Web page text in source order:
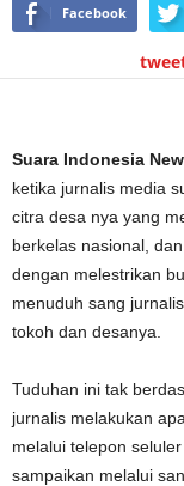
Facebook
Suara Indonesia
ketika jurnalis media
citra desa nya yang
berkelas nasional,
dengan melestrikan
menuduh sang
tokoh dan desanya.
Tuduhan ini tak
jurnalis melakukan
melalui telepon
sampaikan melalui